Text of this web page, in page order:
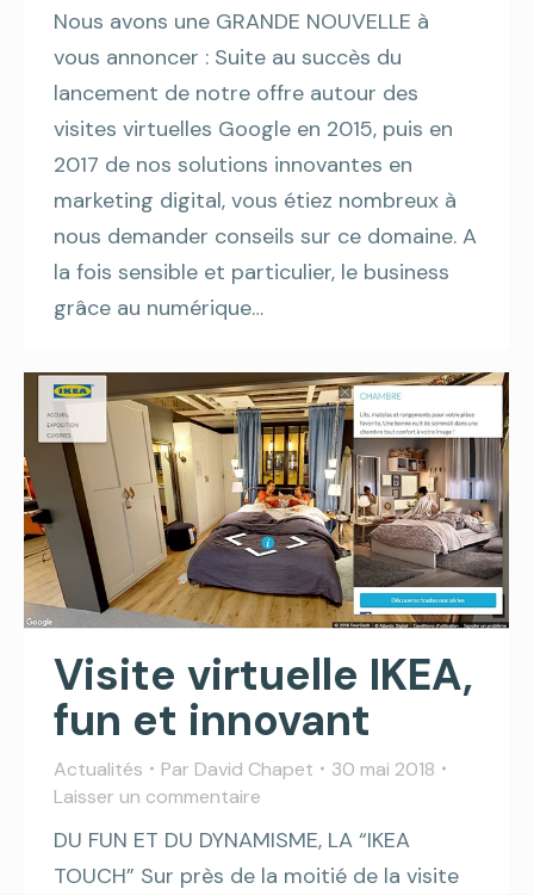
Nous avons une GRANDE NOUVELLE à
vous annoncer : Suite au succès du
lancement de notre offre autour des
visites virtuelles Google en 2015, puis en
2017 de nos solutions innovantes en
marketing digital, vous étiez nombreux à
nous demander conseils sur ce domaine. A
la fois sensible et particulier, le business
grâce au numérique…
Visite virtuelle IKEA,
fun et innovant
Actualités Par David Chapet
30 mai 2018
Laisser un commentaire
DU FUN ET DU DYNAMISME, LA “IKEA
TOUCH” Sur près de la moitié de la visite